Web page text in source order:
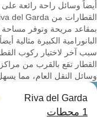
أيضاً وسائل راحة رائعة على
بمقاعد مريحة وتوفر مساحة
البانورامية الكبيرة مثالية
القطار تقع بالقرب من
وسائل النقل العام، مما
Riva del Garda
1 محطات